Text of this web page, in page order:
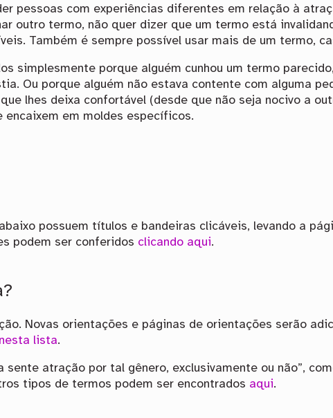
pessoas com experiências diferentes em relação à
outro termo, não quer dizer que um termo está
Também é sempre possível usar mais de um termo,
simplesmente porque alguém cunhou um termo
Ou porque alguém não estava contente com alguma
lhes deixa confortável (desde que não seja nocivo a
em moldes específicos.
possuem títulos e bandeiras clicáveis, levando a
podem ser conferidos clicando aqui.
Novas orientações e páginas de orientações serão
nesta lista.
sente atração por tal gênero, exclusivamente ou não”,
tipos de termos podem ser encontrados aqui.